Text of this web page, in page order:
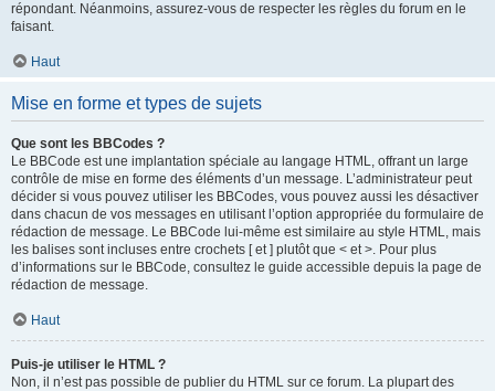
répondant. Néanmoins, assurez-vous de respecter les règles du forum en le
faisant.
Haut
Mise en forme et types de sujets
Que sont les BBCodes ?
Le BBCode est une implantation spéciale au langage HTML, offrant un large
contrôle de mise en forme des éléments d’un message. L’administrateur peut
décider si vous pouvez utiliser les BBCodes, vous pouvez aussi les désactiver
dans chacun de vos messages en utilisant l’option appropriée du formulaire de
rédaction de message. Le BBCode lui-même est similaire au style HTML, mais
les balises sont incluses entre crochets [ et ] plutôt que < et >. Pour plus
d’informations sur le BBCode, consultez le guide accessible depuis la page de
rédaction de message.
Haut
Puis-je utiliser le HTML ?
Non, il n’est pas possible de publier du HTML sur ce forum. La plupart des